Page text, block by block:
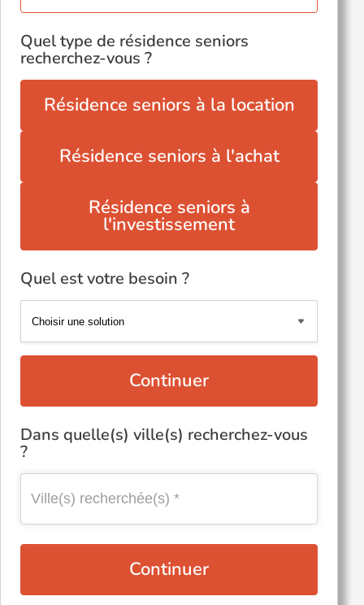
Quel type de résidence seniors
recherchez-vous ?
Résidence seniors à la location
Résidence seniors à l'achat
Résidence seniors à
l'investissement
Quel est votre besoin ?
Continuer
Dans quelle(s) ville(s) recherchez-vous
?
Continuer